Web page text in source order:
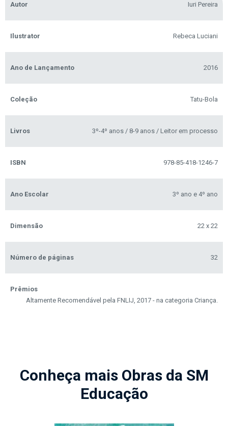
Autor Iuri Pereira
Ilustrator Rebeca Luciani
Ano de Lançamento 2016
Coleção Tatu-Bola
Livros 3º-4º anos / 8-9 anos / Leitor em processo
ISBN 978-85-418-1246-7
Ano Escolar 3º ano e 4º ano
Dimensão 22 x 22
Número de páginas 32
Prêmios
Altamente Recomendável pela FNLIJ, 2017 - na categoria Criança.
Conheça mais Obras da SM
Educação